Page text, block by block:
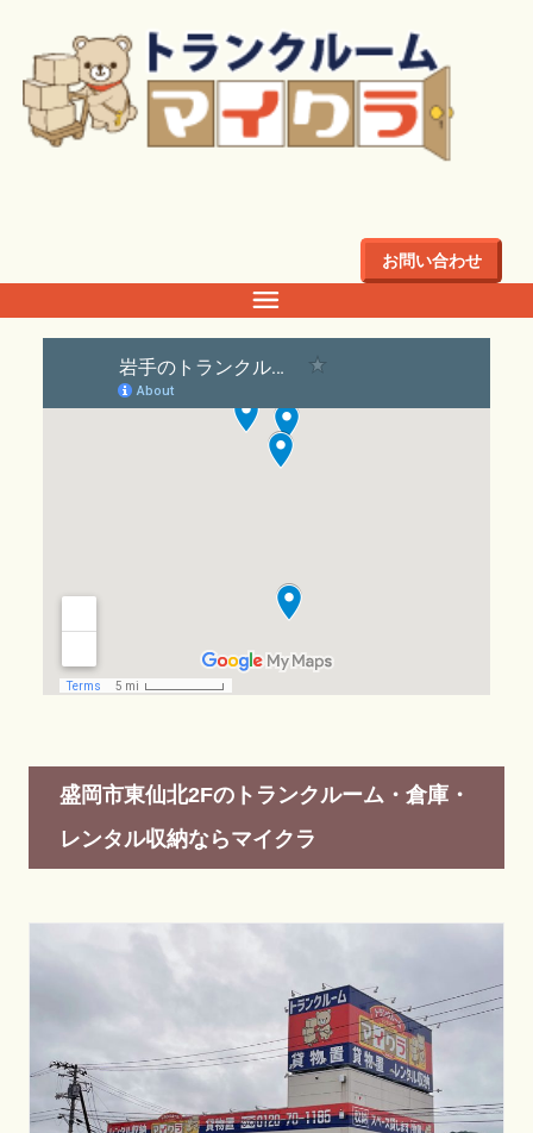
お問い合わせ
盛岡市東仙北2Fのトランクルーム・倉庫・
レンタル収納ならマイクラ